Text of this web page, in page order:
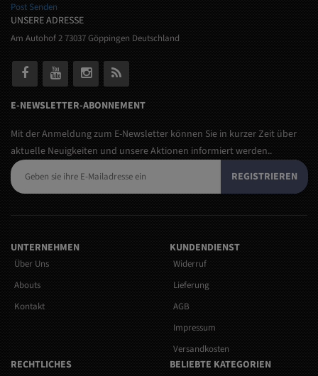
Post Senden
UNSERE ADRESSE
Am Autohof 2 73037 Göppingen Deutschland
E-NEWSLETTER-ABONNEMENT
Mit der Anmeldung zum E-Newsletter können Sie in kurzer Zeit über
aktuelle Neuigkeiten und unsere Aktionen informiert werden..
REGISTRIEREN
UNTERNEHMEN
Über Uns
Abouts
Kontakt
KUNDENDIENST
Widerruf
Lieferung
AGB
Impressum
Versandkosten
RECHTLICHES BELIEBTE KATEGORIEN